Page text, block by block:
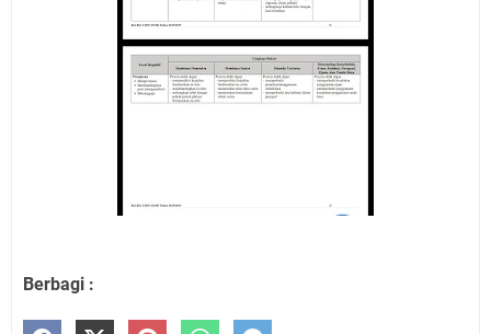
Berbagi :